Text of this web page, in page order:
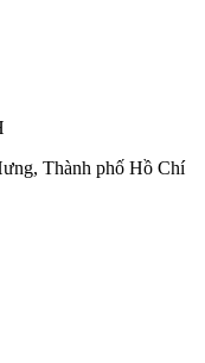
Thành phố Hồ Chí